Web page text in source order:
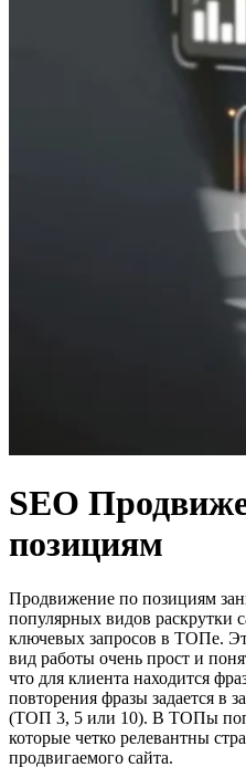
SEO
позициям
Продвижение по позициям
популярных видов раскрутки
ключевых запросов в ТОПе.
вид работы очень прост и
что для клиента находится
повторения фразы задается в
(ТОП 3, 5 или 10). В ТОПы
которые четко релевантны
продвигаемого сайта.